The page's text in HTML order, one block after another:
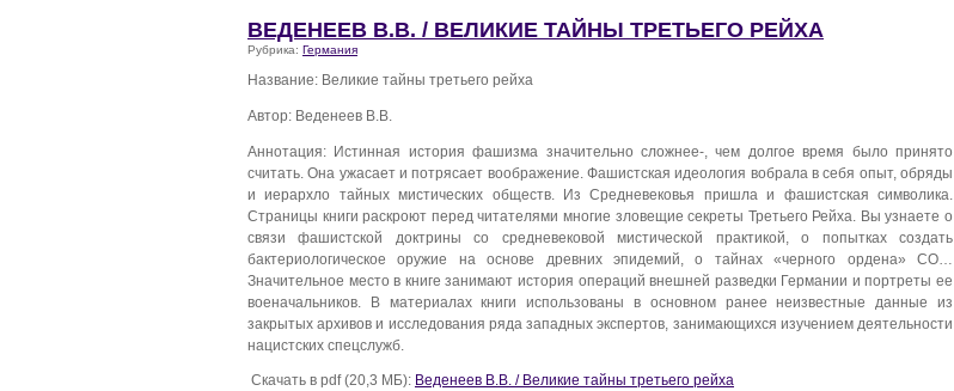
ВЕДЕНЕЕВ В.В. / ВЕЛИКИЕ ТАЙНЫ ТРЕТЬЕГО РЕЙХА
Рубрика: Германия
Название: Великие тайны третьего рейха
Автор: Веденеев В.В.
Аннотация: Истинная история фашизма значительно сложнее-, чем долгое время было принято
считать. Она ужасает и потрясает воображение. Фашистская идеология вобрала в себя опыт, обряды
и иерархло тайных мистических обществ. Из Средневековья пришла и фашистская символика.
Страницы книги раскроют перед читателями многие зловещие секреты Третьего Рейха. Вы узнаете о
связи фашистской доктрины со средневековой мистической практикой, о попытках создать
бактериологическое оружие на основе древних эпидемий, о тайнах «черного ордена» СО…
Значительное место в книге занимают история операций внешней разведки Германии и портреты ее
военачальников. В материалах книги использованы в основном ранее неизвестные данные из
закрытых архивов и исследования ряда западных экспертов, занимающихся изучением деятельности
нацистских спецслужб.
Скачать в pdf (20,3 МБ): Веденеев В.В. / Великие тайны третьего рейха